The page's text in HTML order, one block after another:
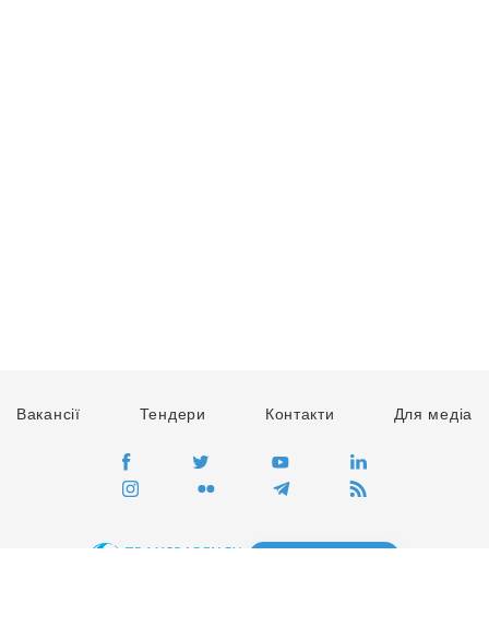
Вакансії Тендери Контакти Для медіа